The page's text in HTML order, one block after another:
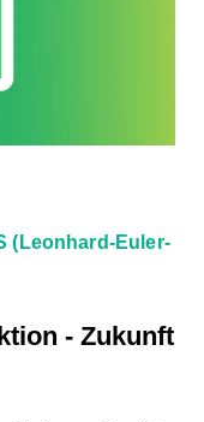
(Leonhard-Euler-
- Zukunft